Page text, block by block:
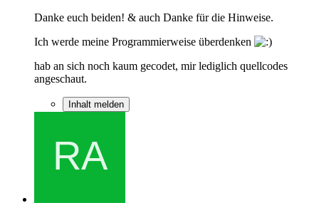
Danke euch beiden! & auch Danke für die Hinweise.
Ich werde meine Programmierweise überdenken
hab an sich noch kaum gecodet, mir lediglich quellcodes
angeschaut.
Inhalt melden